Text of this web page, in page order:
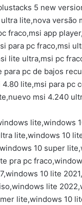
5 new
lite,nova versão
fraco,msi app
para pc fraco,msi
lite ultra,msi pc
para pc de bajos
lite,msi para pc
msi 4.240
lite,windows
lite,windows 10
10 super
pra pc
10 lite
lite
lite,windows 10